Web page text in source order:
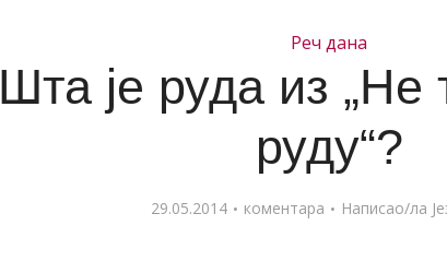
Реч дана
Шта је руда из „Не
руду“?
29.05.2014 коментара Написао/ла